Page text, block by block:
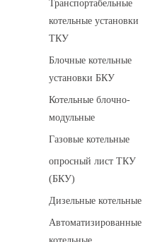
Транспортабельные
котельные установки
ТКУ
Блочные котельные
установки БКУ
Котельные блочно-
модульные
Газовые котельные
опросный лист ТКУ
(БКУ)
Дизельные котельные
Автоматизированные